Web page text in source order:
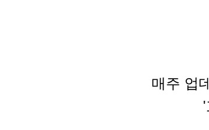
창의력이 쑥쑥
매주 업
'